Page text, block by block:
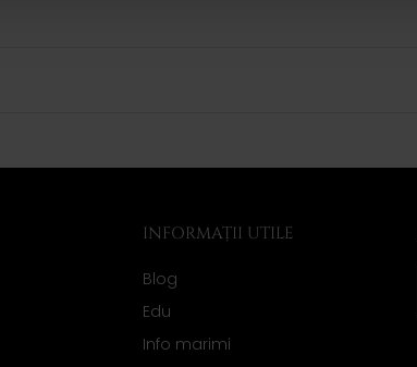
INFORMAȚII UTILE
Blog
Edu
Info marimi